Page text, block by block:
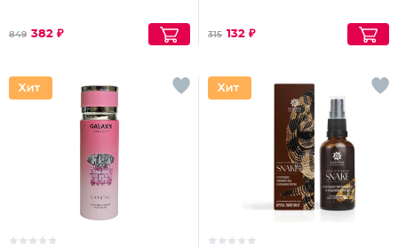
849 382 ₽ 315 132 ₽